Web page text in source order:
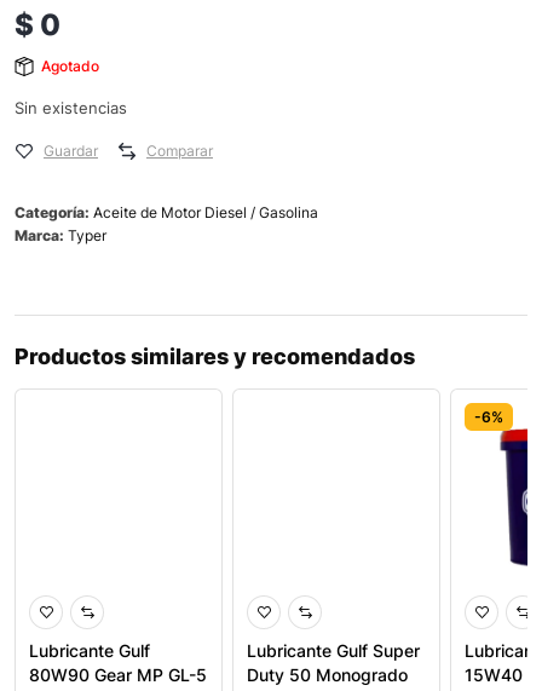
$ 0
Agotado
Sin existencias
Guardar Comparar
Categoría: Aceite de Motor Diesel / Gasolina
Marca: Typer
Productos similares y recomendados
Lubricante Gulf
80W90 Gear MP GL-5
Lubricante Gulf Super
Duty 50 Monogrado
-6%
15W40